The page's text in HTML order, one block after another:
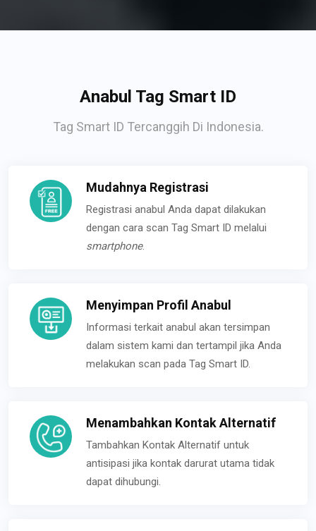
Anabul Tag Smart ID
Tag Smart ID Tercanggih Di Indonesia.
Mudahnya Registrasi
Registrasi anabul Anda dapat dilakukan
dengan cara scan Tag Smart ID melalui
smartphone.
Menyimpan Profil Anabul
Informasi terkait anabul akan tersimpan
dalam sistem kami dan tertampil jika Anda
melakukan scan pada Tag Smart ID.
Menambahkan Kontak Alternatif
Tambahkan Kontak Alternatif untuk
antisipasi jika kontak darurat utama tidak
dapat dihubungi.